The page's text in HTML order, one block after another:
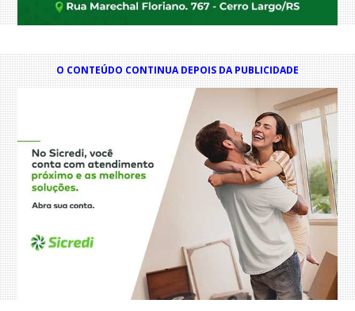
O CONTEÚDO CONTINUA DEPOIS DA PUBLICIDADE